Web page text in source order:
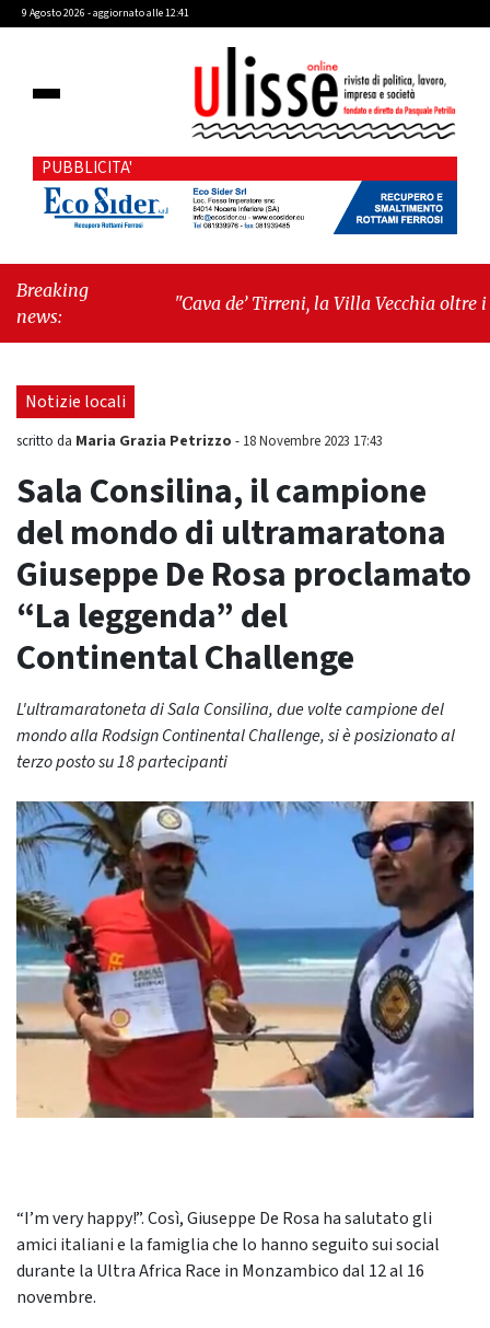
9 Agosto 2026 - aggiornato alle 12:41
PUBBLICITA'
Breaking
news:
"Cava de’ Tirreni, la Villa Vecchia oltre i
seduta consiliare: “Serve chiarezza!”"
Notizie locali
scritto da Maria Grazia Petrizzo - 18 Novembre 2023 17:43
Sala Consilina, il campione
del mondo di ultramaratona
Giuseppe De Rosa proclamato
“La leggenda” del
Continental Challenge
L'ultramaratoneta di Sala Consilina, due volte campione del
mondo alla Rodsign Continental Challenge, si è posizionato al
terzo posto su 18 partecipanti
“I’m very happy!”. Così, Giuseppe De Rosa ha salutato gli
amici italiani e la famiglia che lo hanno seguito sui social
durante la Ultra Africa Race in Monzambico dal 12 al 16
novembre.